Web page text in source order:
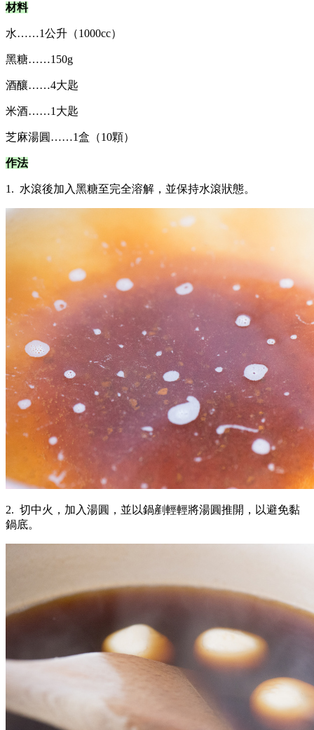
材料
水……1公升（1000cc）
黑糖……150g
酒釀……4大匙
米酒……1大匙
芝麻湯圓……1盒（10顆）
作法
1. 水滾後加入黑糖至完全溶解，並保持水滾狀態。
2. 切中火，加入湯圓，並以鍋剷輕輕將湯圓推開，以避免黏
鍋底。